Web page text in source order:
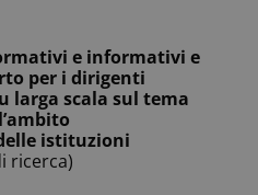
e informativi e
per i dirigenti
larga scala sul tema
istituzioni
ricerca)